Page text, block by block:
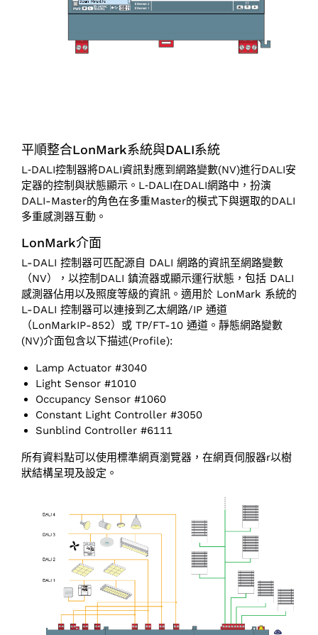
平順整合LonMark系統與DALI系統
L‑DALI控制器將DALI資訊對應到網路變數(NV)進行DALI安
定器的控制與狀態顯示。L‑DALI在DALI網路中，扮演
DALI-Master的角色在多重Master的模式下與選取的DALI
多重感測器互動。
LonMark介面
L-DALI 控制器可匹配源自 DALI 網路的資訊至網路變數
（NV），以控制DALI 鎮流器或顯示運行狀態，包括 DALI
感測器佔用以及照度等級的資訊。適用於 LonMark 系統的
L-DALI 控制器可以連接到乙太網路/IP 通道
（LonMarkIP-852）或 TP/FT-10 通道。靜態網路變數
(NV)介面包含以下描述(Profile):
Lamp Actuator #3040
Light Sensor #1010
Occupancy Sensor #1060
Constant Light Controller #3050
Sunblind Controller #6111
所有資料點可以使用標準網頁瀏覽器，在網頁伺服器r以樹
狀結構呈現及設定。